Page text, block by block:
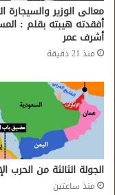
معالى الوزير والسيجارة
أفقدته هيبته بقلم :
أشرف عمر
منذ 21 دقيقة
الجولة الثالثة من الحرب
منذ ساعتين